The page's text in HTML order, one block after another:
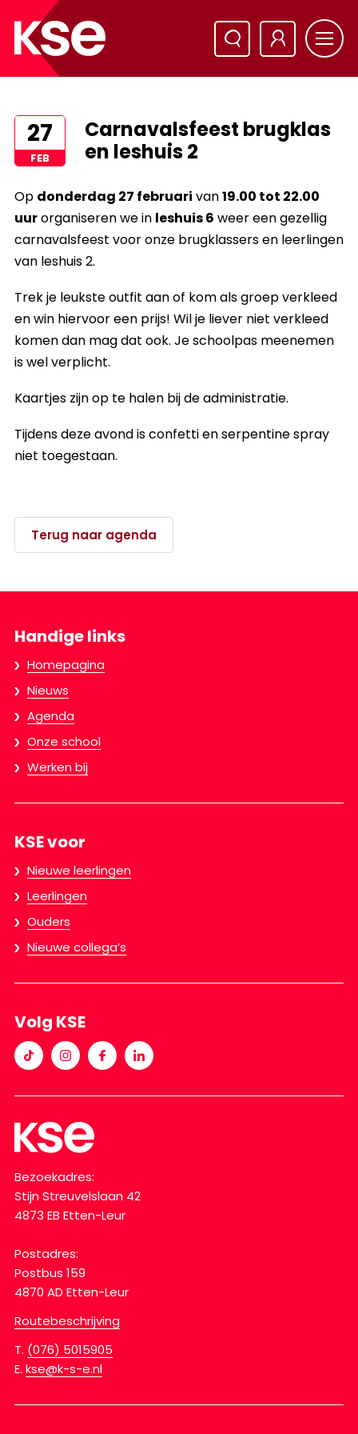
27
FEB
Carnavalsfeest brugklas
en leshuis 2
Op donderdag 27 februari van19.00 tot 22.00
uurorganiseren we in leshuis 6 weer een gezellig
carnavalsfeest voor onze brugklassers en leerlingen
van leshuis 2.
Trek je leukste outfit aan of kom als groep verkleed
en win hiervoor een prijs! Wil je liever niet verkleed
komen dan mag dat ook. Je schoolpas meenemen
is wel verplicht.
Kaartjes zijn op te halen bij de administratie.
Tijdens deze avond is confetti en serpentine spray
niet toegestaan.
Terug naar agenda
Handige links
Homepagina
Nieuws
Agenda
Onze school
Werken bij
KSE voor
Nieuwe leerlingen
Leerlingen
Ouders
Nieuwe collega’s
Volg KSE
Bezoekadres:
Stijn Streuvelslaan 42
4873 EB Etten-Leur
Postadres:
Postbus 159
4870 AD Etten-Leur
Routebeschrijving
T. (076) 5015905
E. kse@k-s-e.nl